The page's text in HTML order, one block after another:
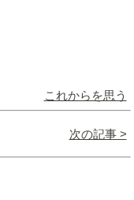
これからを思う
次の記事 >